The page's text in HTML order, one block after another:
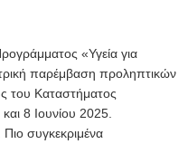
«Υγεία για
παρέμβαση προληπτικών
του Καταστήματος
8 Ιουνίου 2025.
συγκεκριμένα